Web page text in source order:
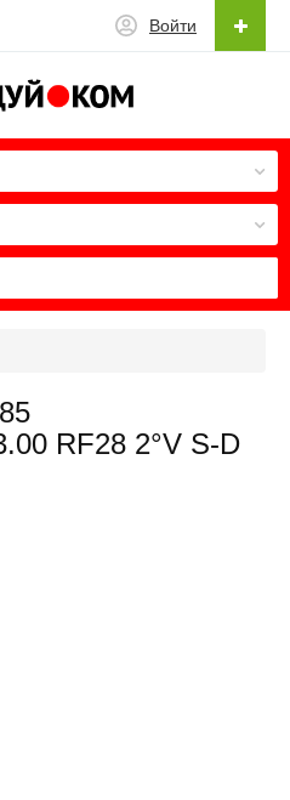
Войти
RF28 2°V S-D